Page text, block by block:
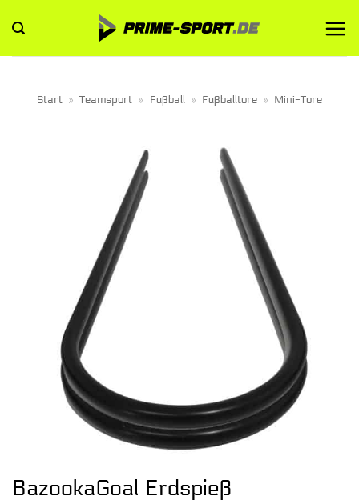
Inhalt
springen
Start » Teamsport » Fußball » Fußballtore » Mini-Tore
BazookaGoal Erdspieß